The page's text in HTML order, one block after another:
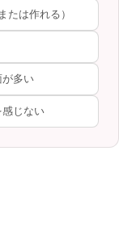
たは作れる）
が多い
じない